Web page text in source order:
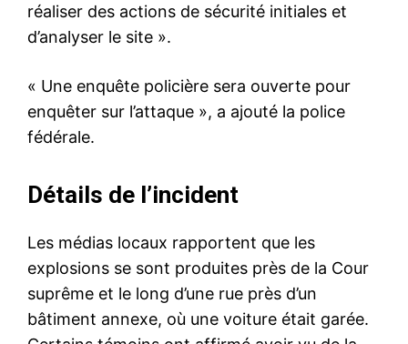
réaliser des actions de sécurité initiales et
d’analyser le site ».
« Une enquête policière sera ouverte pour
enquêter sur l’attaque », a ajouté la police
fédérale.
Détails de l’incident
Les médias locaux rapportent que les
explosions se sont produites près de la Cour
suprême et le long d’une rue près d’un
bâtiment annexe, où une voiture était garée.